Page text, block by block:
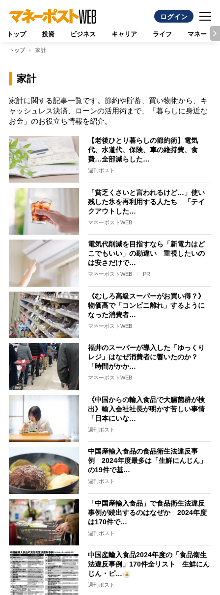
ログイン
トップ 投資 ビジネス キャリア ライフ マネー
トップ 家計
家計
家計に関する記事一覧です。節約や貯蓄、買い物術から、キ
ャッシュレス決済、ローンの活用術まで、「暮らしに身近な
お金」のお役立ち情報を紹介。
【老後ひとり暮らしの節約術】電気
代、水道代、保険、車の維持費、食
費…全部減らした…
週刊ポスト
「貧乏くさいと言われるけど…」使い
残した氷を再利用する人たち 「テイ
クアウトした…
マネーポストWEB
電気代削減を目指すなら「新電力はど
こでもいい」の勘違い 重視したいの
は安さだけで…
マネーポストWEB PR
《むしろ高級スーパーがお買い得？》
物価高で「コンビニ離れ」するように
なった消費者…
マネーポストWEB
福井のスーパーが導入した「ゆっくり
レジ」はなぜ消費者に響いたのか？
「時間がかか…
マネーポストWEB
《中国からの輸入食品で大腸菌群が検
出》輸入会社社長が明かす苦しい事情
「日本にいな…
週刊ポスト
中国産輸入食品の食品衛生法違反事
例 2024年度最多は「生鮮にんじん」
の19件で基…
週刊ポスト
「中国産輸入食品」で食品衛生法違反
事例が続出するのはなぜか 2024年度
は170件で…
週刊ポスト
中国産輸入食品2024年度の「食品衛生
法違反事例」170件全リスト 生鮮にん
じん・ピ…
週刊ポスト